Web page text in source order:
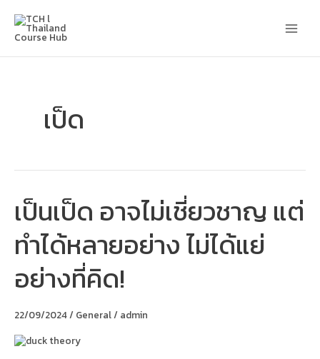
content
เป็ด
เป็นเป็ด อาจไม่เชี่ยวชาญ แต่
ทำได้หลายอย่าง ไม่ได้แย่
อย่างที่คิด!
22/09/2024/ General/ admin
เป็น
อาจ
เชี่ยวชาญ
ทำได้
หลาย
ไม่
ได้
แย่
อย่าง